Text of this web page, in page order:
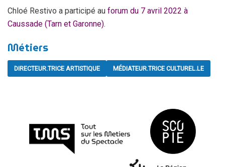
Chloé Restivo a participé au forum du 7 avril 2022 à
Caussade (Tarn et Garonne).
Métiers
DIRECTEUR.TRICE ARTISTIQUE MÉDIATEUR.TRICE CULTUREL.LE